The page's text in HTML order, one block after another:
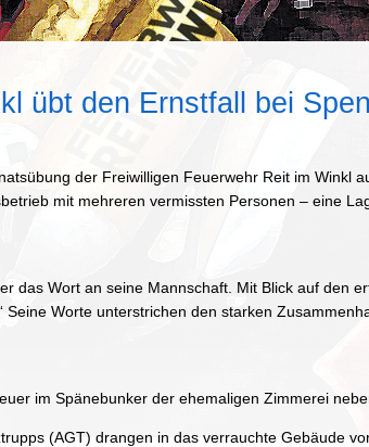
übt den Ernstfall bei
der Freiwilligen Feuerwehr Reit im Winkl
mit mehreren vermissten Personen – eine
das Wort an seine Mannschaft. Mit Blick auf den
Worte unterstrichen den starken
im Spänebunker der ehemaligen Zimmerei
(AGT) drangen in das verrauchte Gebäude